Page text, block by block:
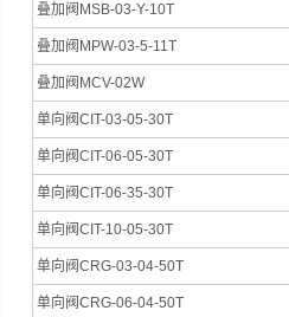
叠加阀MSB-03-Y-10T
叠加阀MPW-03-5-11T
叠加阀MCV-02W
单向阀CIT-03-05-30T
单向阀CIT-06-05-30T
单向阀CIT-06-35-30T
单向阀CIT-10-05-30T
单向阀CRG-03-04-50T
单向阀CRG-06-04-50T